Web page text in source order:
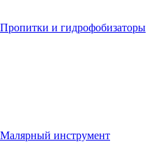
Пропитки и гидрофобизаторы
Малярный инструмент